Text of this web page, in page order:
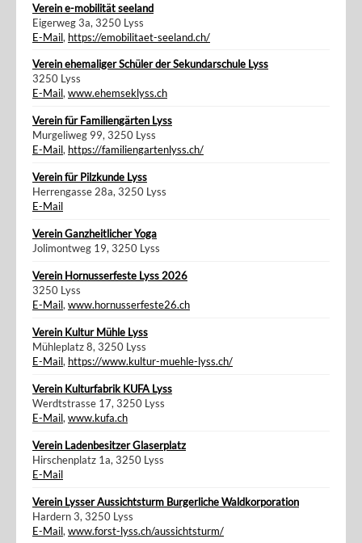
Verein e-mobilität seeland
Eigerweg 3a, 3250 Lyss
E-Mail, https://emobilitaet-seeland.ch/
Verein ehemaliger Schüler der Sekundarschule Lyss
3250 Lyss
E-Mail,www.ehemseklyss.ch
Verein für Familiengärten Lyss
Murgeliweg 99, 3250 Lyss
E-Mail, https://familiengartenlyss.ch/
Verein für Pilzkunde Lyss
Herrengasse 28a, 3250 Lyss
E-Mail
Verein Ganzheitlicher Yoga
Jolimontweg 19, 3250 Lyss
Verein Hornusserfeste Lyss 2026
3250 Lyss
E-Mail, www.hornusserfeste26.ch
Verein Kultur Mühle Lyss
Mühleplatz 8, 3250 Lyss
E-Mail, https://www.kultur-muehle-lyss.ch/
Verein Kulturfabrik KUFA Lyss
Werdtstrasse 17, 3250 Lyss
E-Mail, www.kufa.ch
Verein Ladenbesitzer Glaserplatz
Hirschenplatz 1a, 3250 Lyss
E-Mail
Verein Lysser Aussichtsturm Burgerliche Waldkorporation
Hardern 3, 3250 Lyss
E-Mail, www.forst-lyss.ch/aussichtsturm/